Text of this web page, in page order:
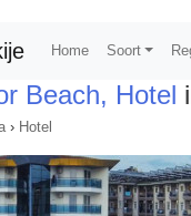
Home Soort
Beach, Hotel
› Hotel